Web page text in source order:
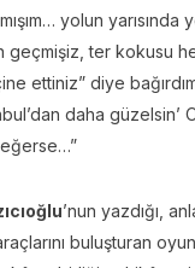
yolun yarısında
geçmişiz, ter kokusu
ettiniz” diye
daha güzelsin’
’nun yazdığı,
buluşturan oyun,